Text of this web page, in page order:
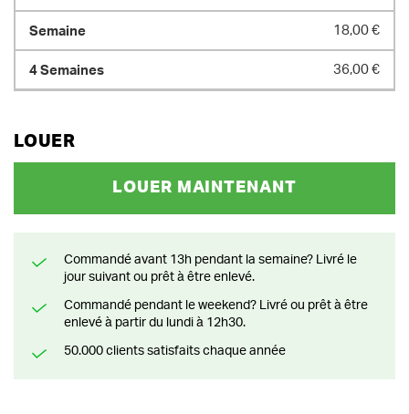
18,00 €
36,00 €
LOUER
LOUER MAINTENANT
Commandé avant 13h pendant la semaine? Livré le
jour suivant ou prêt à être enlevé.
Commandé pendant le weekend? Livré ou prêt à être
enlevé à partir du lundi à 12h30.
50.000 clients satisfaits chaque année